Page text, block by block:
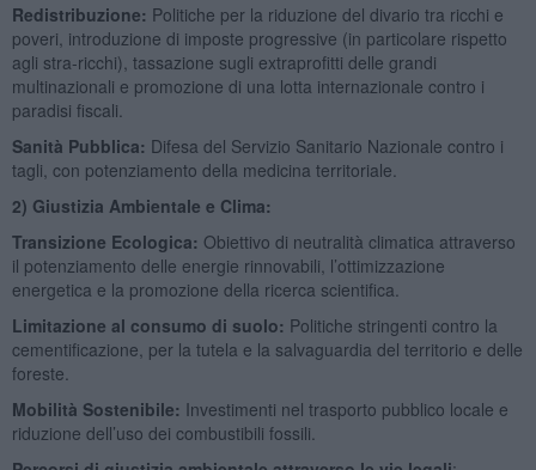
Redistribuzione: Politiche per la riduzione del divario tra ricchi e
poveri, introduzione di imposte progressive (in particolare rispetto
agli stra-ricchi), tassazione sugli extraprofitti delle grandi
multinazionali e promozione di una lotta internazionale contro i
paradisi fiscali.
Sanità Pubblica: Difesa del Servizio Sanitario Nazionale contro i
tagli, con potenziamento della medicina territoriale.
2) Giustizia Ambientale e Clima:
Transizione Ecologica: Obiettivo di neutralità climatica attraverso
il potenziamento delle energie rinnovabili, l’ottimizzazione
energetica e la promozione della ricerca scientifica.
Limitazione al consumo di suolo: Politiche stringenti contro la
cementificazione, per la tutela e la salvaguardia del territorio e delle
foreste.
Mobilità Sostenibile: Investimenti nel trasporto pubblico locale e
riduzione dell’uso dei combustibili fossili.